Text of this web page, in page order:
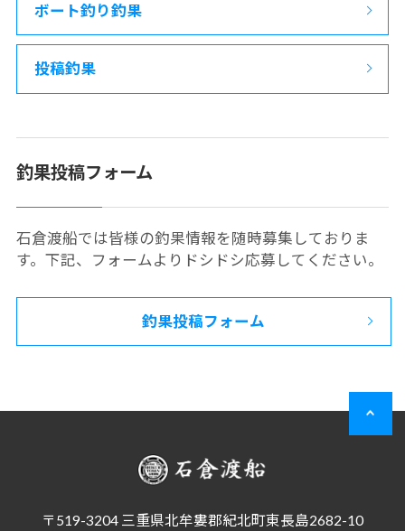
ボート釣り釣果
投稿釣果
釣果投稿フォーム
石倉渡船では皆様の釣果情報を随時募集しておりま
す。下記、フォームよりドシドシ応募してください。
釣果投稿フォーム
〒519-3204 三重県北牟婁郡紀北町東長島2682-10